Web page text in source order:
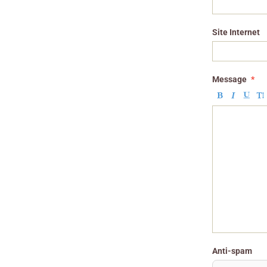
Site Internet
Message
Anti-spam